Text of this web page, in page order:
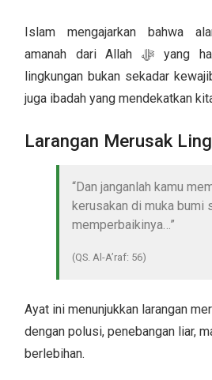
Islam mengajarkan bahwa
amanah dari Allah ﷻ yang harus dijaga. Menjaga
lingkungan bukan sekadar
juga ibadah yang mendekatkan
Larangan Merusak
“Dan janganlah kamu
kerusakan di muka bumi
memperbaikinya…”
(QS. Al-A’raf: 56)
Ayat ini menunjukkan larangan
dengan polusi, penebangan liar,
berlebihan.